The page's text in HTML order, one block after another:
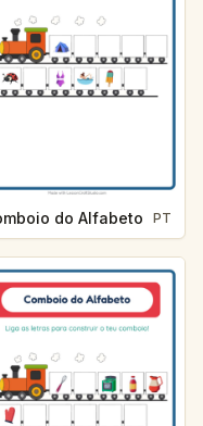
do Alfabeto PT